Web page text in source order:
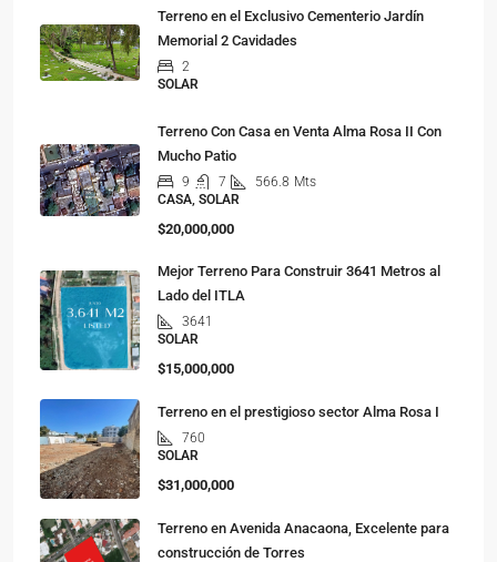
Terreno en el Exclusivo Cementerio Jardín
Memorial 2 Cavidades
2
SOLAR
Terreno Con Casa en Venta Alma Rosa II Con
Mucho Patio
9 7 566.8 Mts
CASA, SOLAR
$20,000,000
Mejor Terreno Para Construir 3641 Metros al
Lado del ITLA
3641
SOLAR
$15,000,000
Terreno en el prestigioso sector Alma Rosa I
760
SOLAR
$31,000,000
Terreno en Avenida Anacaona, Excelente para
construcción de Torres